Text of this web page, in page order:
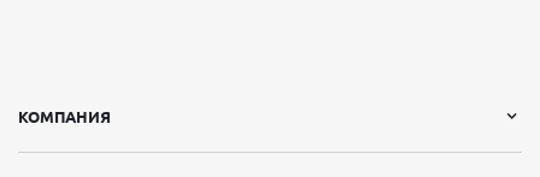
КОМПАНИЯ